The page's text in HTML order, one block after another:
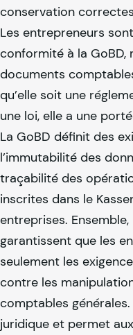
conservation
Les entrepreneurs
conformité à la GoBD,
documents
qu’elle soit une
une loi, elle a une
La GoBD définit des
l’immutabilité des
traçabilité des
inscrites dans le
entreprises.
garantissent que les
seulement les
contre les
comptables
juridique et permet